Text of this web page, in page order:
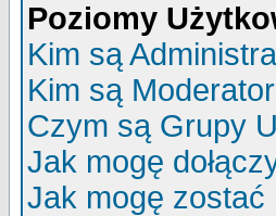
Poziomy
Kim są
Kim są
Czym są Grupy
Jak mogę
Jak mogę